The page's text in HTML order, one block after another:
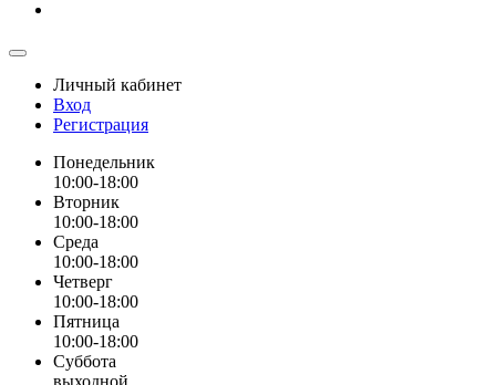
Личный кабинет
Вход
Регистрация
Понедельник
10:00-18:00
Вторник
10:00-18:00
Среда
10:00-18:00
Четверг
10:00-18:00
Пятница
10:00-18:00
Суббота
выходной